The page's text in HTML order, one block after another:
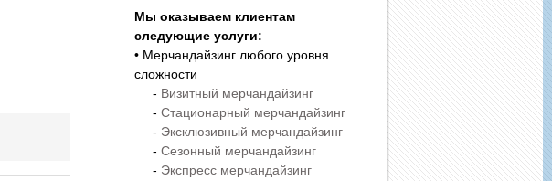
Мы оказываем клиентам
следующие услуги:
• Мерчандайзинг любого уровня
сложности
- Визитный мерчандайзинг
- Стационарный мерчандайзинг
- Эксклюзивный мерчандайзинг
- Сезонный мерчандайзинг
- Экспресс мерчандайзинг